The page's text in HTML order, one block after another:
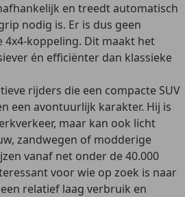
en treedt automatisch
nodig is. Er is dus geen
koppeling. Dit maakt het
én efficiënter dan klassieke
rijders die een compacte SUV
een avontuurlijk karakter. Hij is
maar kan ook licht
zandwegen of modderige
vanaf net onder de 40.000
voor wie op zoek is naar
relatief laag verbruik en